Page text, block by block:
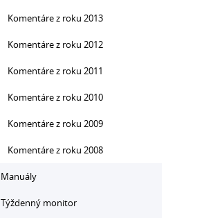
Komentáre z roku 2013
Komentáre z roku 2012
Komentáre z roku 2011
Komentáre z roku 2010
Komentáre z roku 2009
Komentáre z roku 2008
Manuály
Týždenný monitor